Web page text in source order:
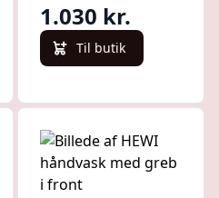
1.030 kr.
Til butik